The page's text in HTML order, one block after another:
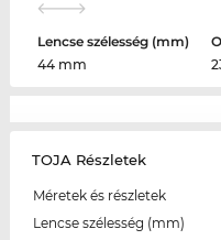
Lencse szélesség (mm)
44 mm
TOJA Részletek
Méretek és részletek
Lencse szélesség (mm)